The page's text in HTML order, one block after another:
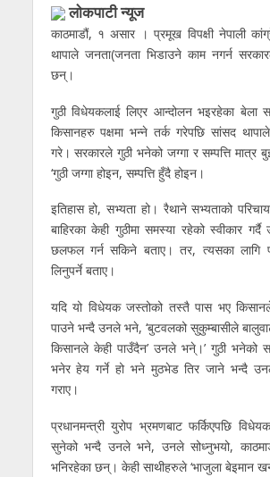
लाेकपाटी न्यूज
काठमाडौं, १ असार । प्रमूख विपक्षी नेपाली
थापाले जनता(जनता भिडाउने काम नगर्न
छन्।
गुठी विधेयकलाई लिएर आन्दोलन भइरहेका बेला
किसानहरु पक्षमा भन्ने तर्क गरेपछि सांसद
गरे। सरकारले गुठी भनेको जग्गा र सम्पत्ति मात्र
‘गुठी जग्गा होइन, सम्पत्ति हुँदै होइन।
इतिहास हो, सभ्यता हो। रैथाने सभ्यताको
बाहिरका केही गुठीमा समस्या रहेको स्वीकार
छलफल गर्न सकिने बताए। तर, त्यसका लागि
लिनुपर्ने बताए।
यदि यो विधेयक जस्तोको तस्तै पास भए
पाउने भन्दै उनले भने, ‘बुटवलको सुकुम्बासीले
किसानले केही पाउँदैन’ उनले भने्।’ गुठी भनेको
भनेर हेय गर्ने हो भने मुठभेड तिर जाने भन्दै
गराए।
प्रधानमन्त्री युरोप भ्रमणबाट फर्किएपछि
सुनेको भन्दै उनले भने, उनले सोध्नुभयो,
भनिरहेका छन्। केही साथीहरुले ‘भाजुला बेइमान